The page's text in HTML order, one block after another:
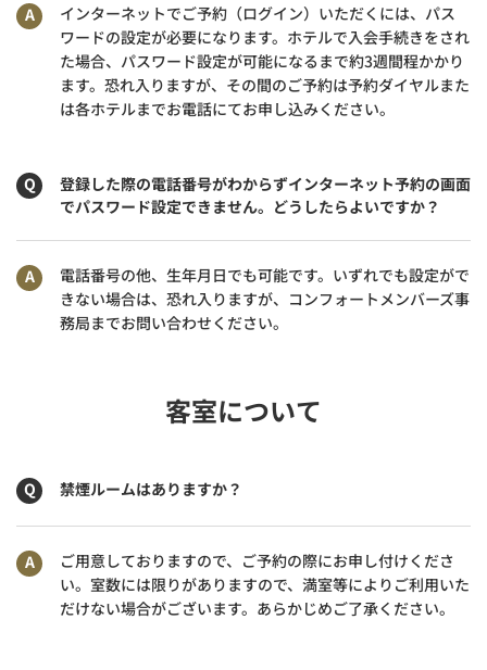
インターネットでご予約（ログイン）いただくには、パス
ワードの設定が必要になります。ホテルで入会手続きをされ
た場合、パスワード設定が可能になるまで約3週間程かかり
ます。恐れ入りますが、その間のご予約は予約ダイヤルまた
は各ホテルまでお電話にてお申し込みください。
登録した際の電話番号がわからずインターネット予約の画面
でパスワード設定できません。どうしたらよいですか？
電話番号の他、生年月日でも可能です。いずれでも設定がで
きない場合は、恐れ入りますが、コンフォートメンバーズ事
務局までお問い合わせください。
客室について
禁煙ルームはありますか？
ご用意しておりますので、ご予約の際にお申し付けくださ
い。室数には限りがありますので、満室等によりご利用いた
だけない場合がございます。あらかじめご了承ください。